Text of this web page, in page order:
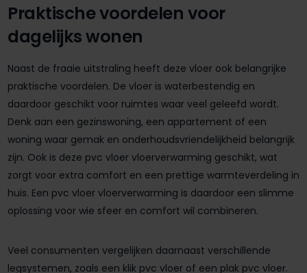
Praktische voordelen voor
dagelijks wonen
Naast de fraaie uitstraling heeft deze vloer ook belangrijke
praktische voordelen. De vloer is waterbestendig en
daardoor geschikt voor ruimtes waar veel geleefd wordt.
Denk aan een gezinswoning, een appartement of een
woning waar gemak en onderhoudsvriendelijkheid belangrijk
zijn. Ook is deze pvc vloer vloerverwarming geschikt, wat
zorgt voor extra comfort en een prettige warmteverdeling in
huis. Een pvc vloer vloerverwarming is daardoor een slimme
oplossing voor wie sfeer en comfort wil combineren.
Veel consumenten vergelijken daarnaast verschillende
legsystemen, zoals een klik pvc vloer of een plak pvc vloer.